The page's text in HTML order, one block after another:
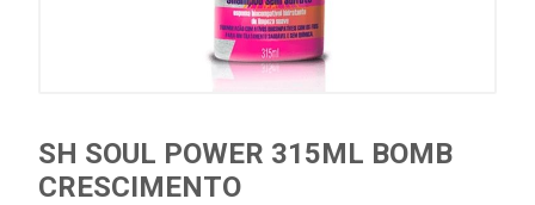
SH SOUL POWER 315ML BOMB
CRESCIMENTO